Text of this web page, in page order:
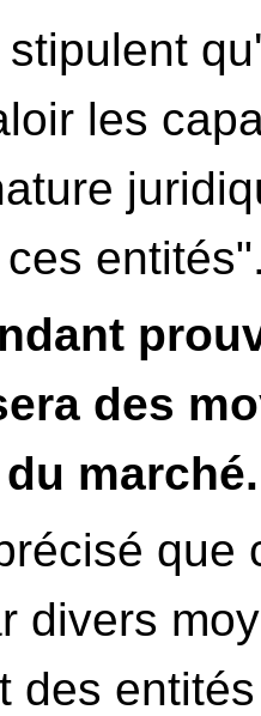
les
des
marché.
que
divers
des